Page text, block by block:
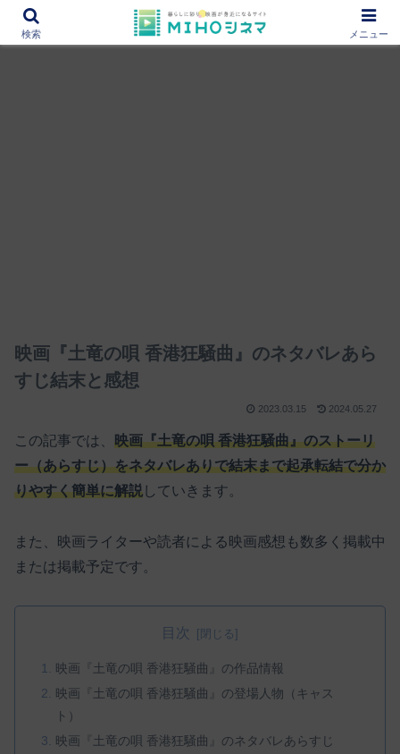
12000作品を紹介！あなたの映画図書館『MIHOシネマ』
映画『土竜の唄 香港狂騒曲』のネタバレあら
すじ結末と感想
2023.03.15 2024.05.27
この記事では、 映画『土竜の唄 香港狂騒曲』のストーリ
ー（あらすじ）をネタバレありで結末まで起承転結で分か
りやすく簡単に解説 していきます。
また、映画ライターや読者による映画感想も数多く掲載中
または掲載予定です。
目次
映画『土竜の唄 香港狂騒曲』の作品情報
映画『土竜の唄 香港狂騒曲』の登場人物（キャス
ト）
映画『土竜の唄 香港狂騒曲』のネタバレあらすじ
検索 メニュー